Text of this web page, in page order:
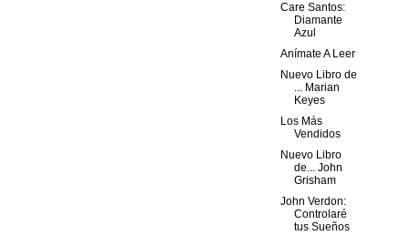
Care Santos:
Diamante
Azul
Anímate A Leer
Nuevo Libro de
... Marian
Keyes
Los Más
Vendidos
Nuevo Libro
de... John
Grisham
John Verdon:
Controlaré
tus Sueños